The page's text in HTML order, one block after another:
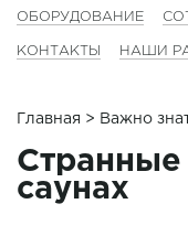
ОБОРУДОВАНИЕ
КОНТАКТЫ НАШИ
Главная > Важно
саунах